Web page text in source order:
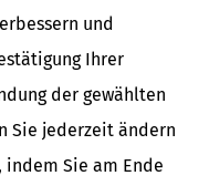
und
Ihrer
der gewählten
Sie jederzeit ändern
Sie am Ende